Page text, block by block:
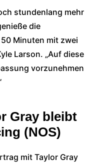
stundenlang mehr
die
Minuten mit zwei
Larson. „Auf diese
vorzunehmen
Gray bleibt
(NOS)
mit Taylor Gray